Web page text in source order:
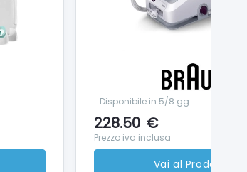
Disponibile in 5/8 gg
228.50 €
Prezzo iva inclusa
Vai al Prodotto